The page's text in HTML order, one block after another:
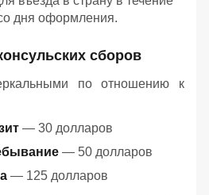
дня оформления.
сборов
по отношению к
— 30 долларов
— 50 долларов
— 125 долларов